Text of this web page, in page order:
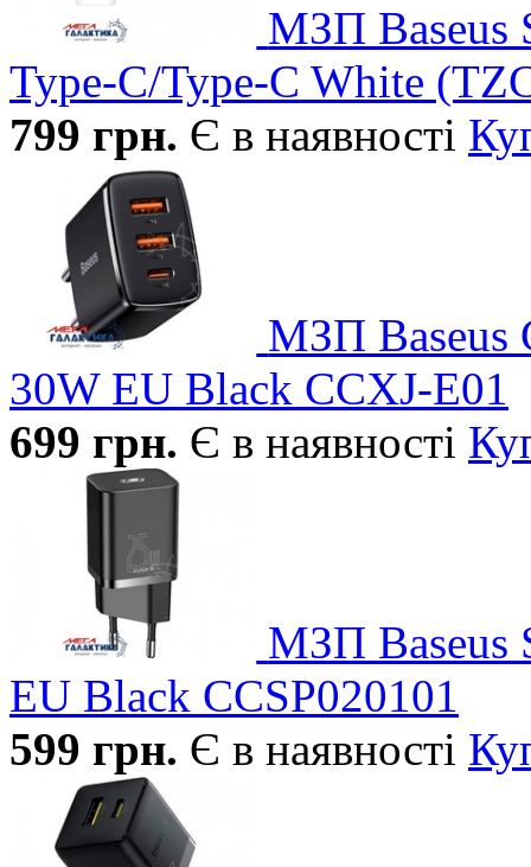
МЗП Baseus
Type-C/Type-C White
799 грн. Є в наявності
МЗП Baseus
30W EU Black CCXJ-E01
699 грн. Є в наявності
МЗП Baseus
EU Black CCSP020101
599 грн. Є в наявності